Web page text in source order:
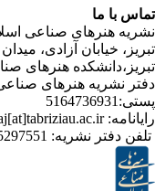
صناعی اسلامی
آزادی، میدان حکیم
هنرهای صناعی
نشریه:4135297551-98+